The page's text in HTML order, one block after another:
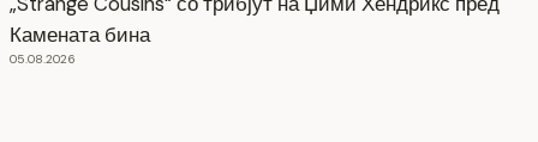
Камената бина
05.08.2026